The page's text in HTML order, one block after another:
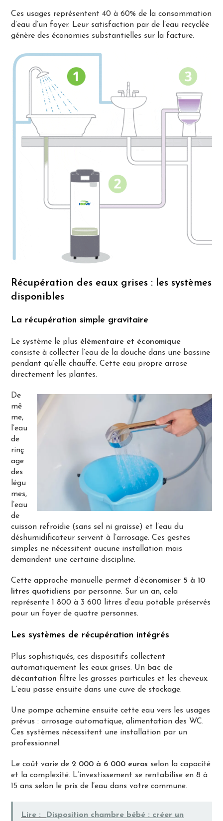
Ces usages représentent 40 à 60% de la consommation
d’eau d’un foyer. Leur satisfaction par de l’eau recyclée
génère des économies substantielles sur la facture.
Récupération des eaux grises : les systèmes
disponibles
La récupération simple gravitaire
Le système le plus élémentaire et économique
consiste à collecter l’eau de la douche dans une bassine
pendant qu’elle chauffe. Cette eau propre arrose
directement les plantes.
De
mê
me,
l’eau
de
rinç
age
des
légu
mes,
l’eau
de
cuisson refroidie (sans sel ni graisse) et l’eau du
déshumidificateur servent à l’arrosage. Ces gestes
simples ne nécessitent aucune installation mais
demandent une certaine discipline.
Cette approche manuelle permet d’économiser 5 à 10
litres quotidiens par personne. Sur un an, cela
représente 1 800 à 3 600 litres d’eau potable préservés
pour un foyer de quatre personnes.
Les systèmes de récupération intégrés
Plus sophistiqués, ces dispositifs collectent
automatiquement les eaux grises. Un bac de
décantation filtre les grosses particules et les cheveux.
L’eau passe ensuite dans une cuve de stockage.
Une pompe achemine ensuite cette eau vers les usages
prévus : arrosage automatique, alimentation des WC.
Ces systèmes nécessitent une installation par un
professionnel.
Le coût varie de 2 000 à 6 000 euros selon la capacité
et la complexité. L’investissement se rentabilise en 8 à
15 ans selon le prix de l’eau dans votre commune.
Lire : Disposition chambre bébé : créer un